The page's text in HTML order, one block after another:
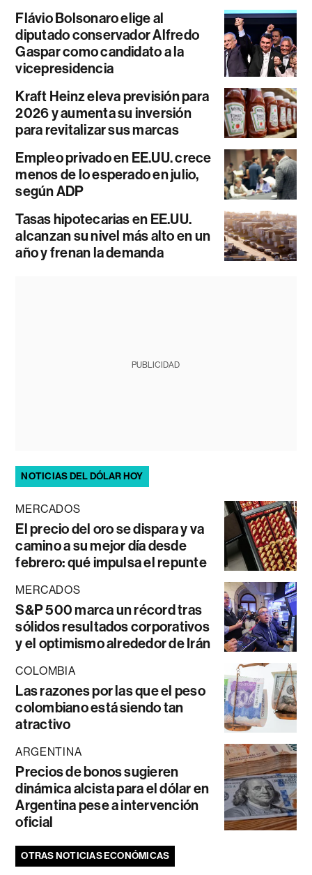
Flávio Bolsonaro elige al
diputado conservador Alfredo
Gaspar como candidato a la
vicepresidencia
Kraft Heinz eleva previsión para
2026 y aumenta su inversión
para revitalizar sus marcas
Empleo privado en EE.UU. crece
menos de lo esperado en julio,
según ADP
Tasas hipotecarias en EE.UU.
alcanzan su nivel más alto en un
año y frenan la demanda
PUBLICIDAD
NOTICIAS DEL DÓLAR HOY
MERCADOS
El precio del oro se dispara y va
camino a su mejor día desde
febrero: qué impulsa el repunte
MERCADOS
S&P 500 marca un récord tras
sólidos resultados corporativos
y el optimismo alrededor de Irán
COLOMBIA
Las razones por las que el peso
colombiano está siendo tan
atractivo
ARGENTINA
Precios de bonos sugieren
dinámica alcista para el dólar en
Argentina pese a intervención
oficial
OTRAS NOTICIAS ECONÓMICAS